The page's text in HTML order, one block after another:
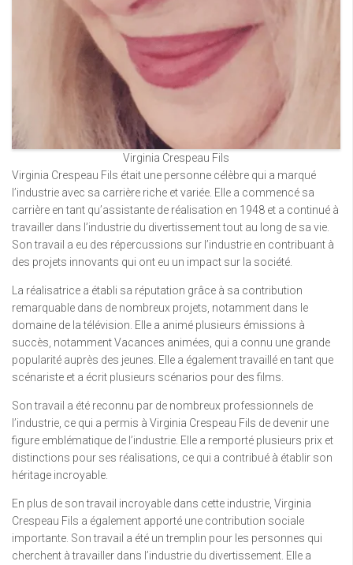
Virginia Crespeau Fils
Virginia Crespeau Fils était une personne célèbre qui a marqué
l’industrie avec sa carrière riche et variée. Elle a commencé sa
carrière en tant qu’assistante de réalisation en 1948 et a continué à
travailler dans l’industrie du divertissement tout au long de sa vie.
Son travail a eu des répercussions sur l’industrie en contribuant à
des projets innovants qui ont eu un impact sur la société.
La réalisatrice a établi sa réputation grâce à sa contribution
remarquable dans de nombreux projets, notamment dans le
domaine de la télévision. Elle a animé plusieurs émissions à
succès, notamment Vacances animées, qui a connu une grande
popularité auprès des jeunes. Elle a également travaillé en tant que
scénariste et a écrit plusieurs scénarios pour des films.
Son travail a été reconnu par de nombreux professionnels de
l’industrie, ce qui a permis à Virginia Crespeau Fils de devenir une
figure emblématique de l’industrie. Elle a remporté plusieurs prix et
distinctions pour ses réalisations, ce qui a contribué à établir son
héritage incroyable.
En plus de son travail incroyable dans cette industrie, Virginia
Crespeau Fils a également apporté une contribution sociale
importante. Son travail a été un tremplin pour les personnes qui
cherchent à travailler dans l’industrie du divertissement. Elle a